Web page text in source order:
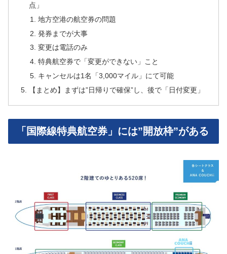
点」
地方空港の航空券の問題
発券までが大事
変更は電話のみ
特典航空券で「変更ができない」こと
キャンセルは1名「3,000マイル」にて可能
【まとめ】まずは”日帰りで確保”し、後で「日付変更」
「国際線特典航空券」には”開放枠”がある